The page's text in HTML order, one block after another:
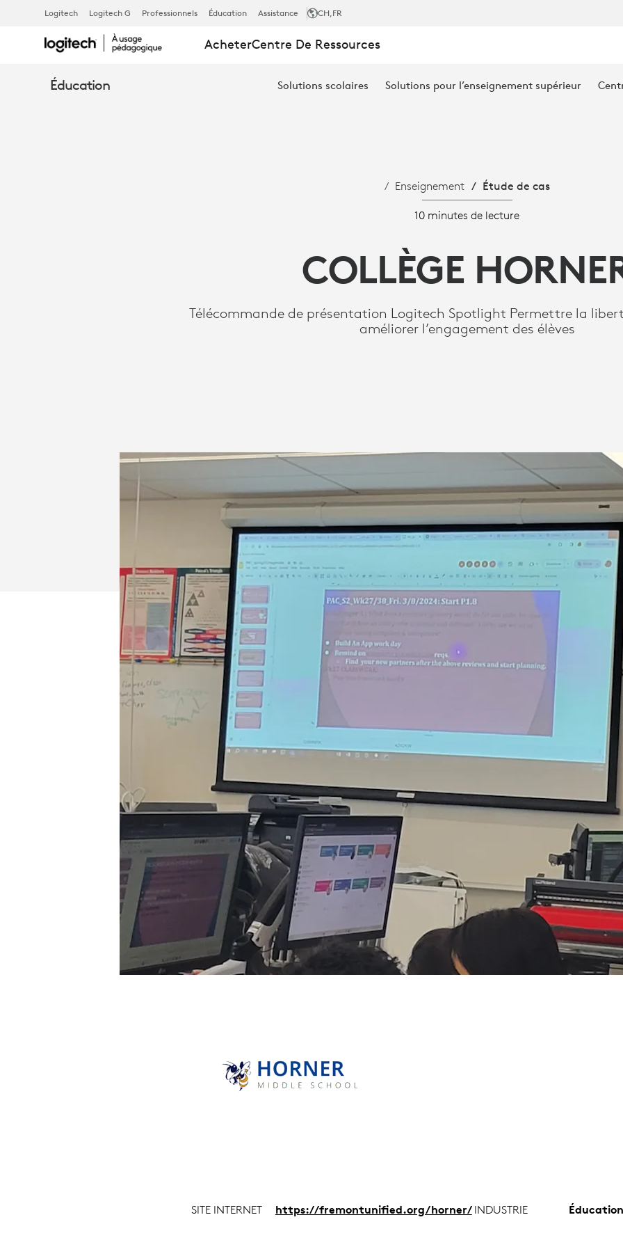
COLLÈGE
HORNER
Logitech Logitech G Professionnels Éducation Assistance CH,FR
AcheterCentre De Ressources
Éducation Solutions scolaires Solutions pour l’enseignement supérieur
Enseignement Étude de cas
10 minutes de lecture
COLLÈGE
Télécommande de présentation Logitech Spotlight Permettre la
améliorer l’engagement des élèves
SITE INTERNET https://fremontunified.org/horner/ INDUSTRIE Éducation